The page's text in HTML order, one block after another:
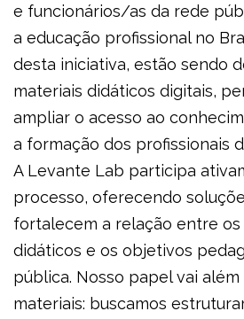
e funcionários/as da rede
a educação profissional no
desta iniciativa, estão sendo
materiais didáticos digitais,
ampliar o acesso ao
a formação dos profissionais
A Levante Lab participa
processo, oferecendo
fortalecem a relação entre
didáticos e os objetivos
pública. Nosso papel vai
materiais: buscamos